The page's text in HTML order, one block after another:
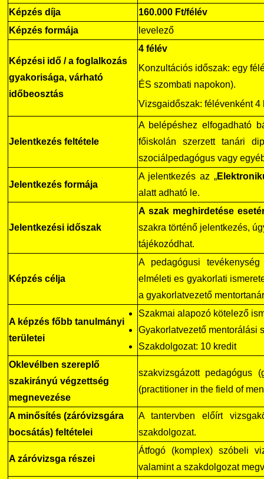
Kerpely Antal Szakkollégium KASZK
Atomerőművi Képzési Bázis
Képzés díja
160.000 Ft/félév
Képzés formája
levelező
Képzési idő / a foglalkozás
gyakorisága, várható
időbeosztás
4 félév
Konzultációs időszak: egy
ÉS szombati napokon).
Vizsgaidőszak: félévenként 4
Jelentkezés feltétele
A belépéshez elfogadható
főiskolán szerzett tanári
szociálpedagógus vagy
Jelentkezés formája
A jelentkezés az „
alatt adható le.
Jelentkezési időszak
A szak meghirdetése
szakra történő jelentkezés,
tájékozódhat.
Képzés célja
A pedagógusi
elméleti es gyakorlati
a gyakorlatvezető
A képzés főbb tanulmányi
területei
Szakmai alapozó kötelező
Gyakorlatvezető mentorálási
Szakdolgozat: 10 kredit
Oklevélben szereplő
szakirányú végzettség
megnevezése
szakvizsgázott pedagógus
(practitioner in the field of
A minősítés (záróvizsgára
bocsátás) feltételei
A tantervben előírt
szakdolgozat.
A záróvizsga részei
Átfogó (komplex) szóbeli
valamint a szakdolgozat